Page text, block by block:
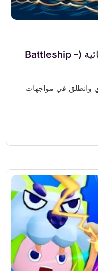
حرب السفن: المعركة اللانهائية (Battleship –
وانطلق في مواجهات